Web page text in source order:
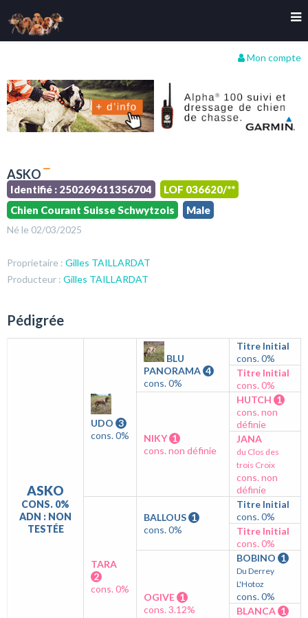
Mon compte
ASKO
Identifié : 250269611356704
LOF 036620/**
Chien Courant Suisse Schwytzois
Male
Né le 02/03/2025
Proprietaire : Gilles TAILLARDAT
Producteur : Gilles TAILLARDAT
Pédigrée
ASKO
CONS. 0%
ADN : NON
TESTÉE
UDO 3
cons. 0%
BLU
PANORAMA 4
cons. 0%
Titre Initial
cons. 0%
Titre Initial
cons. 0%
NIKY 1
cons. non définie
HUTCH 1
cons. non
définie
JANA
du Clos des
trois Croix
cons. non
définie
TARA
2
cons. 0%
BALLOUS 1
cons. 0%
Titre Initial
cons. 0%
Titre Initial
cons. 0%
OGIVE 1
cons. 3.12%
BOBINO 1
Du Derrey
L'Hotoz
cons. 0%
BLANCA 1